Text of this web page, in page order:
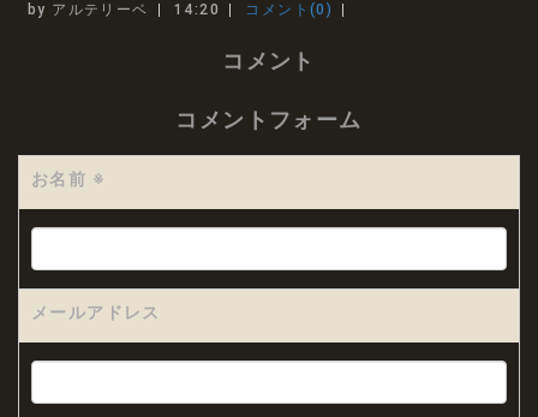
by アルテリーベ 14:20 コメント(0)
コメント
コメントフォーム
お名前 ※
メールアドレス